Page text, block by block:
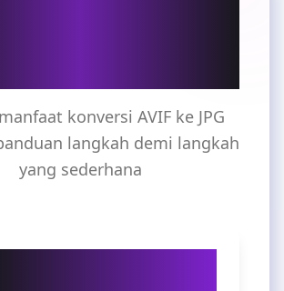
konversi AVIF ke JPG
langkah demi langkah
yang sederhana